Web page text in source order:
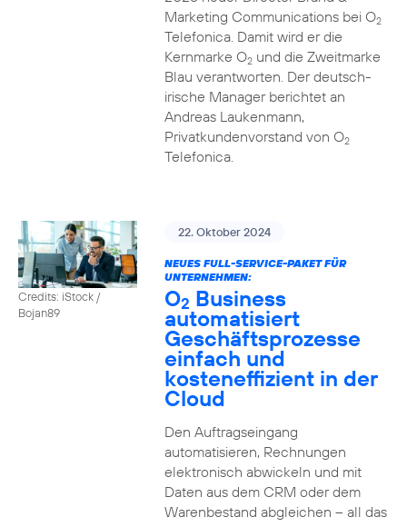
Marketing Communications bei O2
Telefonica. Damit wird er die
Kernmarke O2und die Zweitmarke
Blau verantworten. Der deutsch-
irische Manager berichtet an
Andreas Laukenmann,
Privatkundenvorstand von O2
Telefonica.
Credits: iStock /
Bojan89
22. Oktober 2024
NEUES FULL-SERVICE-PAKET FÜR
UNTERNEHMEN:
O2 Business
automatisiert
Geschäftsprozesse
einfach und
kosteneffizient in der
Cloud
Den Auftragseingang
automatisieren, Rechnungen
elektronisch abwickeln und mit
Daten aus dem CRM oder dem
Warenbestand abgleichen – all das